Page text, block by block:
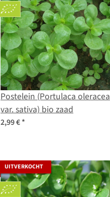
Postelein (Portulaca oleracea
var. sativa) bio zaad
2,99 €*
UITVERKOCHT